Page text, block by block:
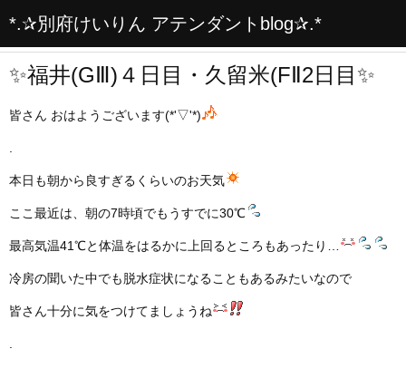
*.✰別府けいりん アテンダントblog✰.*
✨福井(GⅢ)４日目・久留米(FⅡ2日目✨
皆さん おはようございます(*'▽'*)
本日も朝から良すぎるくらいのお天気
ここ最近は、朝の7時頃でもうすでに30℃
最高気温41℃と体温をはるかに上回るところもあったり…
冷房の聞いた中でも脱水症状になることもあるみたいなので
皆さん十分に気をつけてましょうね